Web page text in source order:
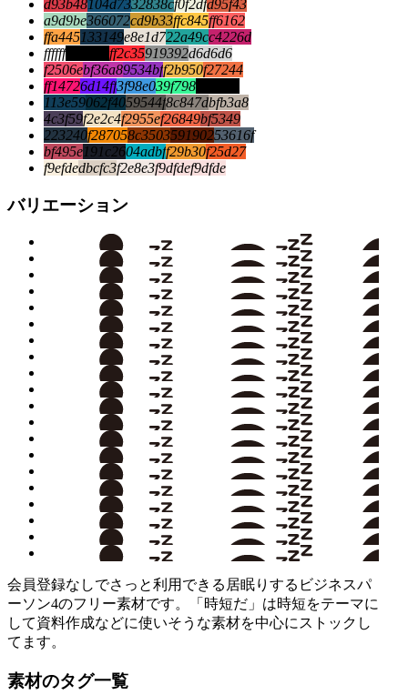
d93b48104d7332838cf0f2dfd95f43
a9d9be366072cd9b33ffc845ff6162
ffa445133149e8e1d722a49cc4226d
ffffff
ff2c35919392d6d6d6
f2506ebf36a89534bff2b950f27244
ff14726d14ff3f98e039f798
113e59062f4059544f8c847dbfb3a8
4c3f59f2e2c4f2955ef26849bf5349
223240f287058c350359190253616f
bf495e191c2604adbff29b30f25d27
f9efdedbcfc3f2e8e3f9dfdef9dfde
バリエーション
会員登録なしでさっと利用できる居眠りするビジネスパ
ーソン4のフリー素材です。「時短だ」は時短をテーマに
して資料作成などに使いそうな素材を中心にストックし
てます。
素材のタグ一覧